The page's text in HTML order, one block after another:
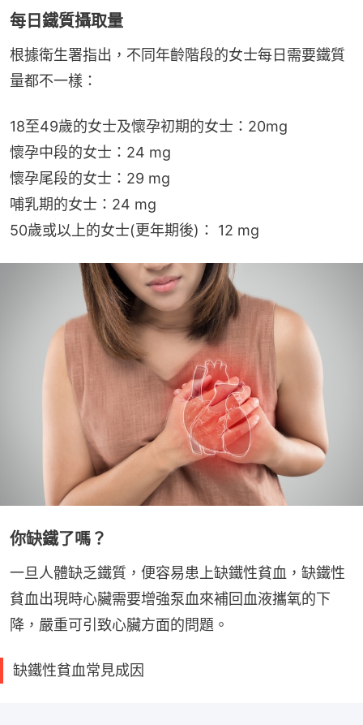
每日鐵質攝取量
根據衛生署指出，不同年齡階段的女士每日需要鐵質
量都不一樣：
18至49歲的女士及懷孕初期的女士：20mg
懷孕中段的女士：24 mg
懷孕尾段的女士：29 mg
哺乳期的女士：24 mg
50歲或以上的女士(更年期後)： 12 mg
你缺鐵了嗎？
一旦人體缺乏鐵質，便容易患上缺鐵性貧血，缺鐵性
貧血出現時心臟需要增強泵血來補回血液攜氧的下
降，嚴重可引致心臟方面的問題。
缺鐵性貧血常見成因